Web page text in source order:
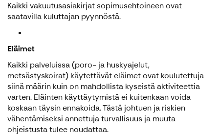
Kaikki vakuutusasiakirjat sopimusehtoineen ovat
saatavilla kuluttajan pyynnöstä.
Eläimet
Kaikki palveluissa (poro- ja huskyajelut,
metsästyskoirat) käytettävät eläimet ovat koulutettuja
siinä määrin kuin on mahdollista kyseistä aktiviteettia
varten. Eläinten käyttäytymistä ei kuitenkaan voida
koskaan täysin ennakoida. Tästä johtuen ja riskien
vähentämiseksi annettuja turvallisuus ja muuta
ohjeistusta tulee noudattaa.